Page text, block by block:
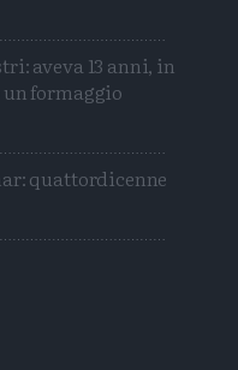
aveva 13 anni, in
un formaggio
quattordicenne